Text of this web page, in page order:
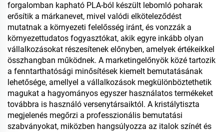
forgalomban kapható PLA-ból készült lebomló poharak
erősítik a márkanevet, mivel valódi elköteleződést
mutatnak a környezeti felelősség iránt, és vonzzák a
környezettudatos fogyasztókat, akik egyre inkább olyan
vállalkozásokat részesítenek előnyben, amelyek értékeikkel
összhangban működnek. A marketingelőnyök közé tartozik
a fenntarthatósági minősítések kiemelt bemutatásának
lehetősége, amellyel a vállalkozások megkülönböztethetik
magukat a hagyományos egyszer használatos termékeket
továbbra is használó versenytársaiktól. A kristálytiszta
megjelenés megőrzi a professzionális bemutatási
szabványokat, miközben hangsúlyozza az italok színét és